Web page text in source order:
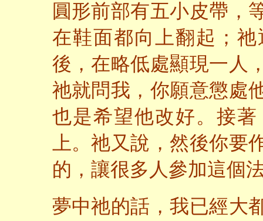
圓形前部有五小皮帶，
在鞋面都向上翻起；
後，在略低處顯現一人
祂就問我，你願意懲處
也是希望他改好。接
上。祂又說，然後你要
的，讓很多人參加這個
夢中祂的話，我已經大